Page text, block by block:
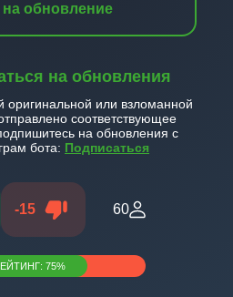
обновление
на обновления
оригинальной или взломанной
соответствующее
на обновления с
бота: Подписаться
-15 60
75%